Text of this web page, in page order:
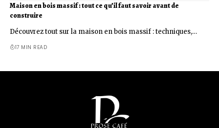
Maison en bois massif : tout ce qu’il faut savoir avant de
construire
Découvrez tout sur la maison en bois massif : techniques,…
17 MIN READ